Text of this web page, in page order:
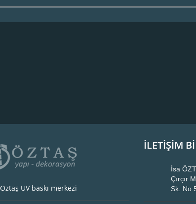
Öztaş UV baskı merkezi
İLETİŞİM
İsa
Çırçır
Sk. No